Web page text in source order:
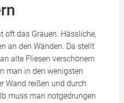
oft das Grauen. Hässliche,
an den Wänden. Da stellt
alte Fliesen verschönern
man in den wenigsten
Wand reißen und durch
muss man notgedrungen